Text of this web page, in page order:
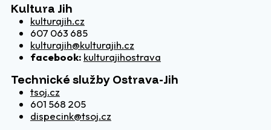
Kultura Jih
kulturajih.cz
607 063 685
kulturajih@kulturajih.cz
facebook: kulturajihostrava
Technické služby Ostrava-Jih
tsoj.cz
601 568 205
dispecink@tsoj.cz